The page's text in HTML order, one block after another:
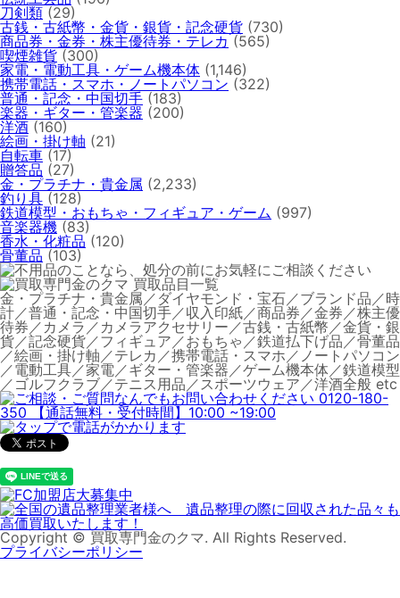
刀剣類 (29)
古銭・古紙幣・金貨・銀貨・記念硬貨 (730)
商品券・金券・株主優待券・テレカ (565)
喫煙雑貨 (300)
家電・電動工具・ゲーム機本体 (1,146)
携帯電話・スマホ・ノートパソコン (322)
普通・記念・中国切手 (183)
楽器・ギター・管楽器 (200)
洋酒 (160)
絵画・掛け軸 (21)
自転車 (17)
贈答品 (27)
金・プラチナ・貴金属 (2,233)
釣り具 (128)
鉄道模型・おもちゃ・フィギュア・ゲーム (997)
音楽器機 (83)
香水・化粧品 (120)
骨董品 (103)
金・プラチナ・貴金属／ダイヤモンド・宝石／ブランド品／時
計／普通・記念・中国切手／収入印紙／商品券／金券／株主優
待券／カメラ／カメラアクセサリー／古銭・古紙幣／金貨・銀
貨／記念硬貨／フィギュア／おもちゃ／鉄道払下げ品／骨董品
／絵画・掛け軸／テレカ／携帯電話・スマホ／ノートパソコン
／電動工具／家電／ギター・管楽器／ゲーム機本体／鉄道模型
／ゴルフクラブ／テニス用品／スポーツウェア／洋酒全般 etc
Copyright © 買取専門金のクマ. All Rights Reserved.
プライバシーポリシー